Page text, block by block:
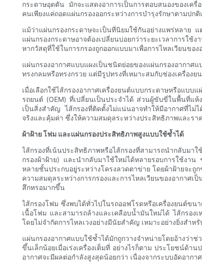
กระดาษอุดตัน มักจะแสดงอาการเป็นการตอบสนองของเค
คนเพียงแค่ถอดแผ่นกรองออกระหว่างการบำรุงรักษาตามปก
แม้ว่าแผ่นกรองกระดาษจะเป็นที่นิยมใช้กันอย่างแพร่หลาย
แผ่นกรองกระดาษอาจต้องเปลี่ยนบ่อยกว่าระยะเวลาการ
หากวัสดุที่ใช้ในการกรองถูกออกแบบมาเพื่อการไหลเวียนขอ
แผ่นกรองอากาศแบบแผงเป็นชนิดย่อยของแผ่นกรองอากา
ทรงกลมหรือทรงกรวย แต่มีรูปทรงที่เหมาะสมกับช่องเครื่อง
เมื่อเลือกใช้ไส้กรองอากาศเครื่องยนต์แบบกระดาษหรือแ
รถยนต์ (OEM) ที่เปลี่ยนเป็นประจำได้ ส่วนผู้ขับขี่ในพื้นที่แห้
เป็นสิ่งสำคัญ ไส้กรองที่ติดตั้งไม่แน่นอาจทำให้มีอากาศที่ไม่
จริงและคุ้มค่า ซึ่งให้ความสมดุลระหว่างประสิทธิภาพและรา
ผ้าฝ้าย โฟม และแผ่นกรองประสิทธิภาพสูงแบบใช้ซ้ำได้
ไส้กรองที่เน้นประสิทธิภาพหรือไส้กรองที่สามารถนำกลับม
กรองผ้าฝ้าย) และนำกลับมาใช้ใหม่ได้หลายรอบการใช้งาน
หลายชั้นประกบอยู่ระหว่างโครงลวดตาข่าย โดยผ้าฝ้ายจะ
ความสมดุลระหว่างการกรองและการไหลเวียนของอากาศ
สึกหรอมากขึ้น
ไส้กรองโฟม ซึ่งพบได้ทั่วไปในรถออฟโรดหรือเครื่องยนต์ขน
เนื้อโฟม และสามารถล้างและเคลือบน้ำมันใหม่ได้ ไส้กรอ
โดยไม่จำกัดการไหลเวงอย่างมีนัยสำคัญ เหมาะอย่างยิ่งสำ
แผ่นกรองอากาศแบบใช้ซ้ำได้มักถูกวางจำหน่ายโดยอ้างว่
ขึ้นเล็กน้อยเมื่อเร่งเครื่องเต็มที่ อย่างไรก็ตาม ประโยชน์ด้
อากาศจะมีผลต่อกำลังสูงสุดน้อยกว่า เนื่องจากระบบอัดอาก